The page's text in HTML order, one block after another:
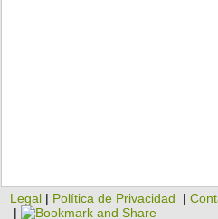
Legal | Política de Privacidad |
|